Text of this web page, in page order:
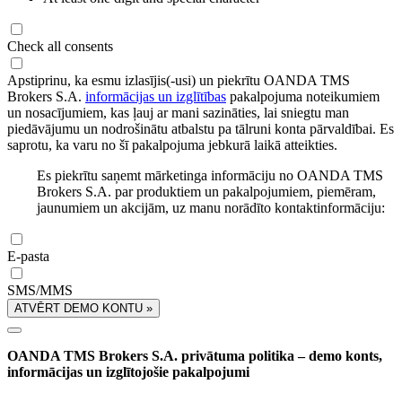
Check all consents
Apstiprinu, ka esmu izlasījis(-usi) un piekrītu OANDA TMS
Brokers S.A. informācijas un izglītības pakalpojuma noteikumiem
un nosacījumiem, kas ļauj ar mani sazināties, lai sniegtu man
piedāvājumu un nodrošinātu atbalstu pa tālruni konta pārvaldībai. Es
saprotu, ka varu no šī pakalpojuma jebkurā laikā atteikties.
Es piekrītu saņemt mārketinga informāciju no OANDA TMS
Brokers S.A. par produktiem un pakalpojumiem, piemēram,
jaunumiem un akcijām, uz manu norādīto kontaktinformāciju:
E-pasta
SMS/MMS
ATVĒRT DEMO KONTU »
OANDA TMS Brokers S.A. privātuma politika – demo konts,
informācijas un izglītojošie pakalpojumi